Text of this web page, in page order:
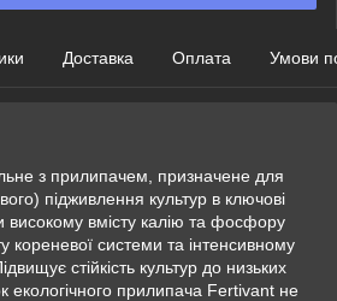
Доставка Оплата Умови
з прилипачем, призначене для
підживлення культур в ключові
високому вмісту калію та фосфору
кореневої системи та інтенсивному
стійкість культур до низьких
екологічного прилипача Fertivant не